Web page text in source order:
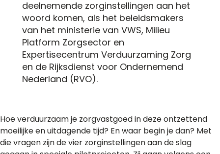
Partnernieuws
deelnemende zorginstellingen aan het
woord komen, als het beleidsmakers
van het ministerie van VWS, Milieu
Platform Zorgsector en
Expertisecentrum Verduurzaming Zorg
en de Rijksdienst voor Ondernemend
Nederland (RVO).
Hoe verduurzaam je zorgvastgoed in deze ontzettend
moeilijke en uitdagende tijd? En waar begin je dan? Met
die vragen zijn de vier zorginstellingen aan de slag